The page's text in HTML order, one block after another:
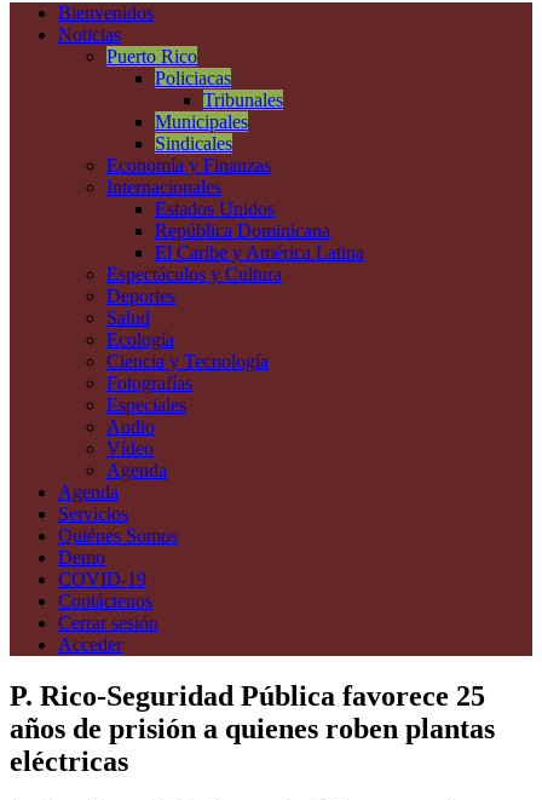
Bienvenidos
Noticias
Puerto Rico
Policiacas
Tribunales
Municipales
Sindicales
Economía y Finanzas
Internacionales
Estados Unidos
República Dominicana
El Caribe y América Latina
Espectáculos y Cultura
Deportes
Salud
Ecología
Ciencia y Tecnología
Fotografías
Especiales
Audio
Vídeo
Agenda
Agenda
Servicios
Quiénes Somos
Demo
COVID-19
Contáctenos
Cerrar sesión
Acceder
P. Rico-Seguridad Pública favorece 25
años de prisión a quienes roben plantas
eléctricas